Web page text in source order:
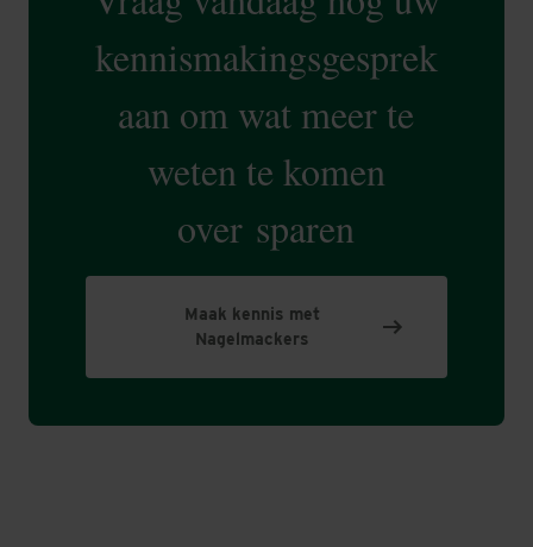
kennismakingsgesprek
aan om wat meer te
weten te komen
over sparen
Maak kennis met
Nagelmackers